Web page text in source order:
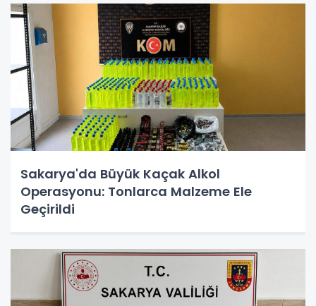
Sakarya'da Büyük Kaçak Alkol
Operasyonu: Tonlarca Malzeme Ele
Geçirildi